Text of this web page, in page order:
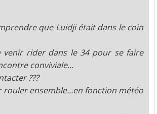
que Luidji était dans le coin
venir rider dans le 34 pour se faire
conviviale...
???
rouler ensemble...en fonction météo